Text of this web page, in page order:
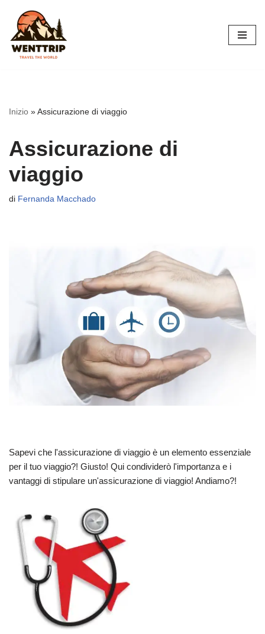
Vai
al
contenuto
Inizio »Assicurazione di viaggio
Assicurazione di
viaggio
di Fernanda Macchado
Sapevi che l'assicurazione di viaggio è un elemento essenziale
per il tuo viaggio?! Giusto! Qui condividerò l'importanza e i
vantaggi di stipulare un'assicurazione di viaggio! Andiamo?!